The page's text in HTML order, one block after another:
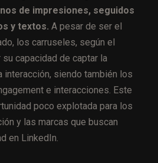
de impresiones, seguidos
y textos. A pesar de ser el
los carruseles, según el
capacidad de captar la
interacción, siendo también los
e interacciones. Este
poco explotada para los
y las marcas que buscan
en LinkedIn.